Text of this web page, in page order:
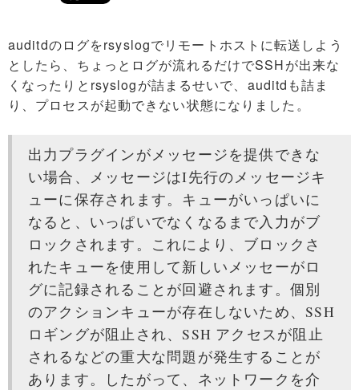
auditdのログをrsyslogでリモートホストに転送しよう
としたら、ちょっとログが流れるだけでSSHが出来な
くなったりとrsyslogが詰まるせいで、auditdも詰ま
り、プロセスが起動できない状態になりました。
出力プラグインがメッセージを提供できな
い場合、メッセージはI先行のメッセージキ
ューに保存されます。キューがいっぱいに
なると、いっぱいでなくなるまで入力がブ
ロックされます。これにより、ブロックさ
れたキューを使用して新しいメッセーがロ
グに記録されることが回避されます。個別
のアクションキューが存在しないため、SSH
ロギングが阻止され、SSH アクセスが阻止
されるなどの重大な問題が発生することが
あります。したがって、ネットワークを介
Tag Cloud